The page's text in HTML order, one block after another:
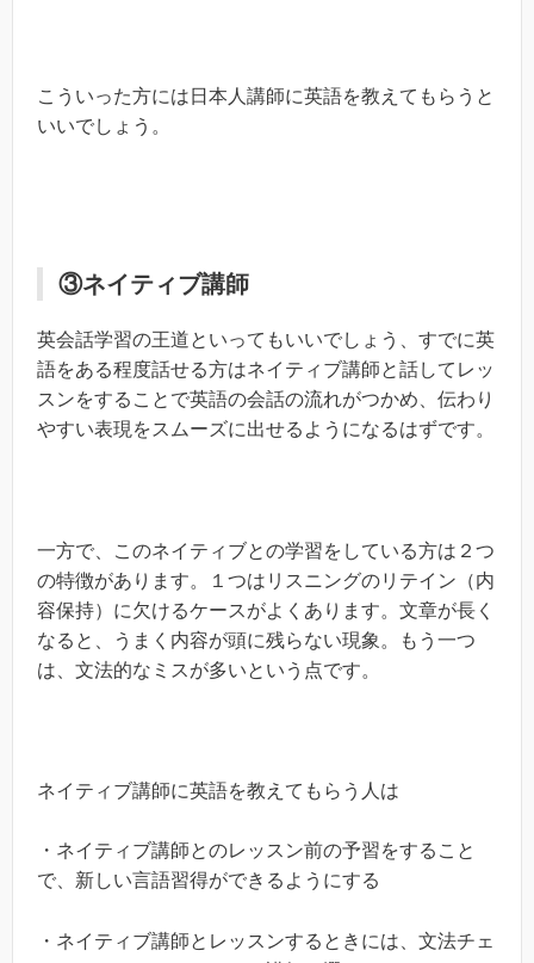
こういった方には日本人講師に英語を教えてもらうと
いいでしょう。
③ネイティブ講師
英会話学習の王道といってもいいでしょう、すでに英
語をある程度話せる方はネイティブ講師と話してレッ
スンをすることで英語の会話の流れがつかめ、伝わり
やすい表現をスムーズに出せるようになるはずです。
一方で、このネイティブとの学習をしている方は２つ
の特徴があります。１つはリスニングのリテイン（内
容保持）に欠けるケースがよくあります。文章が長く
なると、うまく内容が頭に残らない現象。もう一つ
は、文法的なミスが多いという点です。
ネイティブ講師に英語を教えてもらう人は
・ネイティブ講師とのレッスン前の予習をすること
で、新しい言語習得ができるようにする
・ネイティブ講師とレッスンするときには、文法チェ